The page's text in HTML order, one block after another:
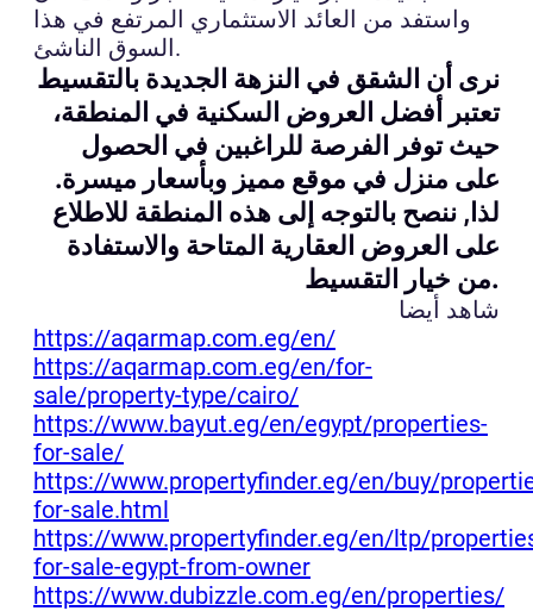
واستفد من العائد الاستثماري المرتفع في هذا
السوق الناشئ.
نرى أن الشقق في النزهة الجديدة بالتقسيط
تعتبر أفضل العروض السكنية في المنطقة،
حيث توفر الفرصة للراغبين في الحصول
على منزل في موقع مميز وبأسعار ميسرة.
لذا, ننصح بالتوجه إلى هذه المنطقة للاطلاع
على العروض العقارية المتاحة والاستفادة
من خيار التقسيط.
شاهد أيضا
https://aqarmap.com.eg/en/
https://aqarmap.com.eg/en/for-
sale/property-type/cairo/
https://www.bayut.eg/en/egypt/properties-
for-sale/
https://www.propertyfinder.eg/en/buy/
for-sale.html
https://www.propertyfinder.eg/en/ltp/
for-sale-egypt-from-owner
https://www.dubizzle.com.eg/en/properties/